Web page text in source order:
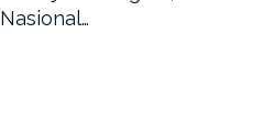
Nasional…